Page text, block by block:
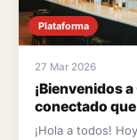
Plataforma
27 Mar 2026
¡Bienvenidos
conectado
¡Hola a todos!